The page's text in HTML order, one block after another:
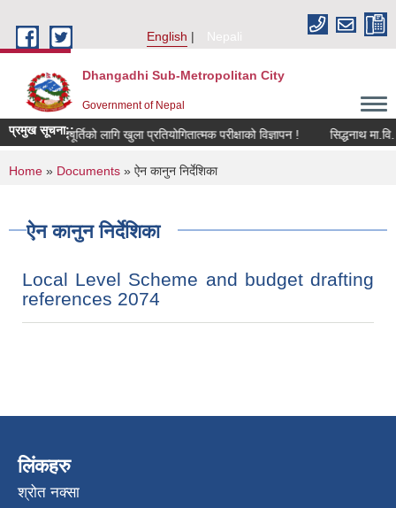
English
Nepali
Dhangadhi Sub-Metropolitan City
Government of Nepal
प्रमुख सूचना::
सहयोगीको पदपूर्तिको लागि खुला प्रतियोगितात्मक परीक्षाको विज्ञापन !
You are here
Home » Documents » ऐन कानुन निर्देशिका
ऐन कानुन निर्देशिका
Local Level Scheme and budget drafting
references 2074
लिंकहरु
श्रोत नक्सा